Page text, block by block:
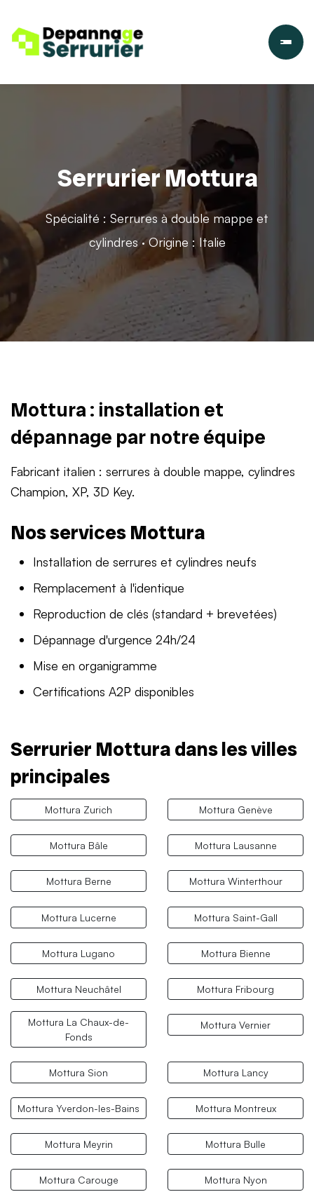
Serrurier Mottura
Spécialité : Serrures à double mappe et
cylindres · Origine : Italie
Mottura : installation et
dépannage par notre équipe
Fabricant italien : serrures à double mappe, cylindres
Champion, XP, 3D Key.
Nos services Mottura
Installation de serrures et cylindres neufs
Remplacement à l'identique
Reproduction de clés (standard + brevetées)
Dépannage d'urgence 24h/24
Mise en organigramme
Certifications A2P disponibles
Serrurier Mottura dans les villes
principales
Mottura Zurich Mottura Genève
Mottura Bâle Mottura Lausanne
Mottura Berne Mottura Winterthour
Mottura Lucerne Mottura Saint-Gall
Mottura Lugano Mottura Bienne
Mottura Neuchâtel Mottura Fribourg
Mottura La Chaux-de-
Fonds
Mottura Vernier
Mottura Sion Mottura Lancy
Mottura Yverdon-les-Bains Mottura Montreux
Mottura Meyrin Mottura Bulle
Mottura Carouge Mottura Nyon